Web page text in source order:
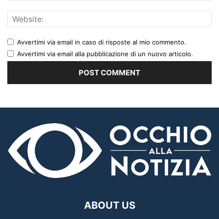
Avvertimi via email in caso di risposte al mio commento.
Avvertimi via email alla pubblicazione di un nuovo articolo.
ABOUT US